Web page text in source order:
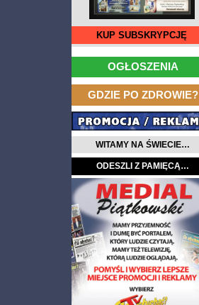
KUP SUBSKRYPCJĘ
OGŁOSZENIA
GDZIE PO ZDROWIE?
WITAMY NA ŚWIECIE…
ODESZLI Z PAMIĘCĄ…